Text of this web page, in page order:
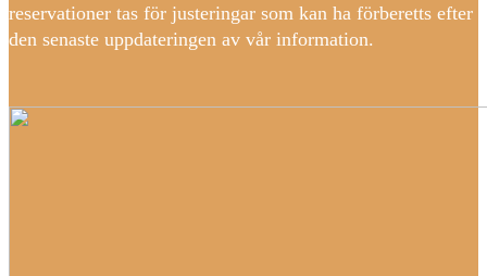
reservationer tas för justeringar som kan ha förberetts efter
den senaste uppdateringen av vår information.